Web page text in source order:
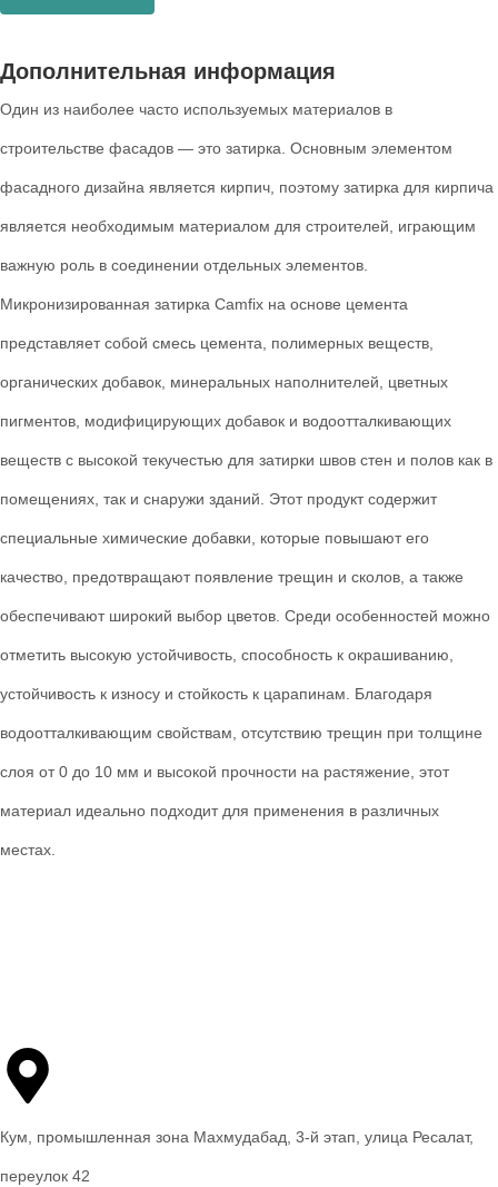
Дополнительная информация
Один из наиболее часто используемых материалов в
строительстве фасадов — это затирка. Основным элементом
фасадного дизайна является кирпич, поэтому затирка для кирпича
является необходимым материалом для строителей, играющим
важную роль в соединении отдельных элементов.
Микронизированная затирка Camfix на основе цемента
представляет собой смесь цемента, полимерных веществ,
органических добавок, минеральных наполнителей, цветных
пигментов, модифицирующих добавок и водоотталкивающих
веществ с высокой текучестью для затирки швов стен и полов как в
помещениях, так и снаружи зданий. Этот продукт содержит
специальные химические добавки, которые повышают его
качество, предотвращают появление трещин и сколов, а также
обеспечивают широкий выбор цветов. Среди особенностей можно
отметить высокую устойчивость, способность к окрашиванию,
устойчивость к износу и стойкость к царапинам. Благодаря
водоотталкивающим свойствам, отсутствию трещин при толщине
слоя от 0 до 10 мм и высокой прочности на растяжение, этот
материал идеально подходит для применения в различных
местах.
Кум, промышленная зона Махмудабад, 3-й этап, улица Ресалат,
переулок 42